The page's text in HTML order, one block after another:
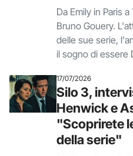
Da Emily in Paris
Bruno Gouery.
delle sue serie,
il sogno di essere
17/07/2026
Silo 3,
Henwick e
"Scoprirete
della serie"